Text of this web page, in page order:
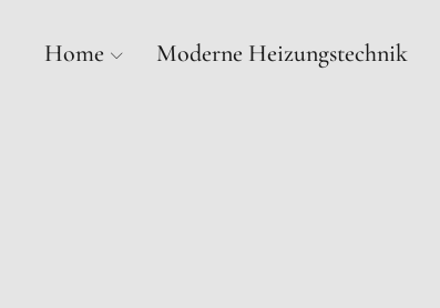
Home Moderne Heizungstechnik